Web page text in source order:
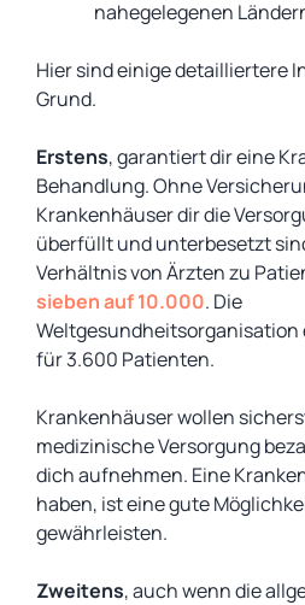
nahegelegenen
Hier sind einige detailliertere
Grund.
Erstens, garantiert dir eine
Behandlung. Ohne
Krankenhäuser dir die
überfüllt und unterbesetzt
Verhältnis von Ärzten zu
sieben auf 10.000. Die
für 3.600 Patienten.
Krankenhäuser wollen
medizinische Versorgung
dich aufnehmen. Eine
haben, ist eine gute
gewährleisten.
Zweitens, auch wenn die